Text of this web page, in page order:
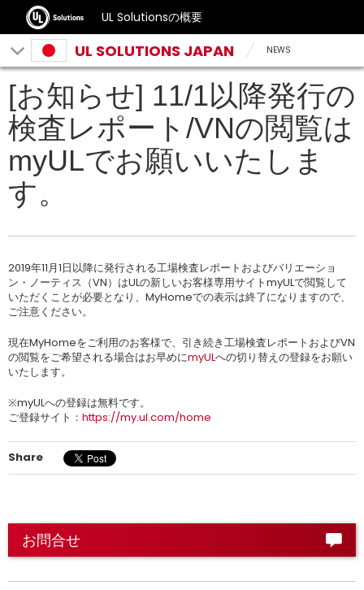
UL Solutionsの概要
UL SOLUTIONS JAPAN NEWS
[お知らせ] 11/1以降発行の
検査レポート/VNの閲覧は
myULでお願いいたしま
す。
2019年11月1日以降に発行される工場検査レポートおよびバリエーショ
ン・ノーティス（VN）はULの新しいお客様専用サイトmyULで閲覧して
いただくことが必要となり、MyHomeでの表示は終了になりますので、
ご注意ください。
現在MyHomeをご利用のお客様で、引き続き工場検査レポートおよびVN
の閲覧をご希望される場合はお早めにmyULへの切り替えの登録をお願い
いたします。
※myULへの登録は無料です。
ご登録サイト： https://my.ul.com/home
Share
お問合せ